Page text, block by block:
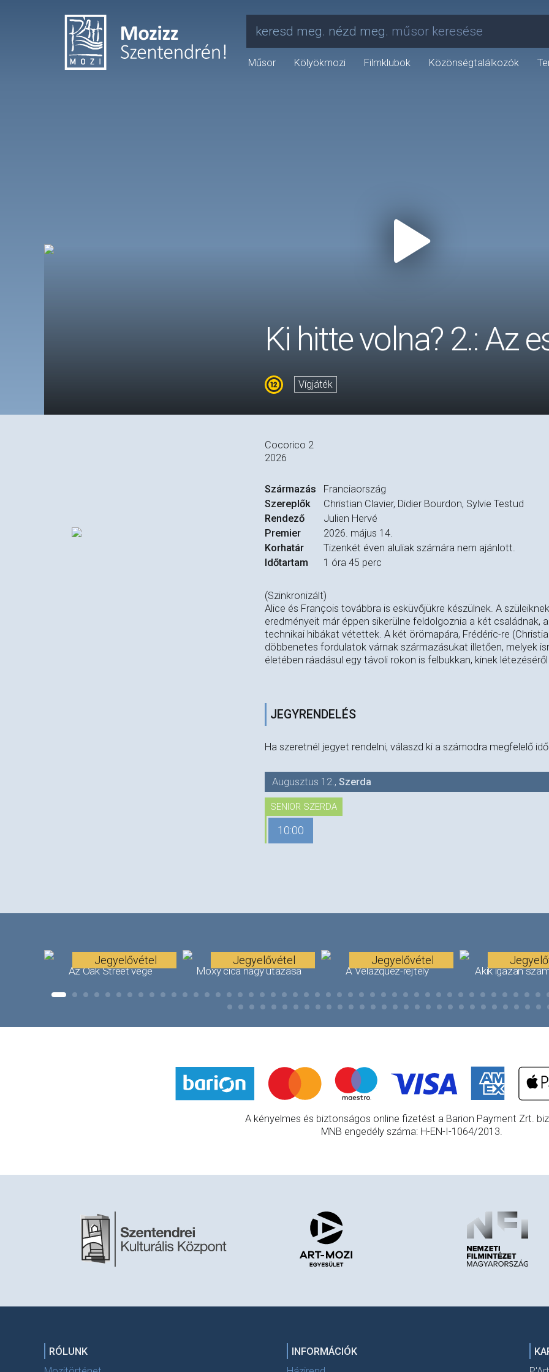
keresd meg. nézd meg. műsor keresése
Műsor Kölyökmozi Filmklubok Közönségtalálkozók
Ki hitte volna? 2.: Az
Vígjáték
Cocorico 2
2026
Származás
Franciaország
Szereplők
Christian Clavier, Didier Bourdon, Sylvie Testud
Rendező
Julien Hervé
Premier
2026. május 14.
Korhatár
Tizenkét éven aluliak számára nem ajánlott.
Időtartam
1 óra 45 perc
(Szinkronizált)
Alice és François továbbra is esküvőjükre készülnek. A
eredményeit már éppen sikerülne feldolgoznia a két családnak,
technikai hibákat vétettek. A két örömapára, Frédéric-re
döbbenetes fordulatok várnak származásukat illetően, melyek
életében ráadásul egy távoli rokon is felbukkan, kinek
JEGYRENDELÉS
Ha szeretnél jegyet rendelni, válaszd ki a számodra megfelelő
Augusztus 12. , Szerda
SENIOR SZERDA
10:00
Az Oak Street vége
Jegyelővétel
Moxy cica nagy utazása
Jegyelővétel
A Velázquez-rejtély
Jegyelővétel
Akik igazán
A kényelmes és biztonságos online fizetést a Barion Payment Zrt.
MNB engedély száma: H-EN-I-1064/2013.
RÓLUNK
INFORMÁCIÓK